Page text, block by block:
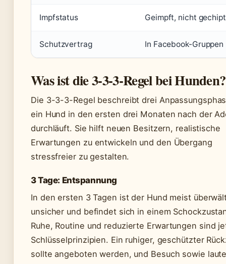
Impfstatus Geimpft, nicht gechipt
Schutzvertrag In Facebook-
Was ist die 3-3-3-Regel bei Hunden?
Die 3-3-3-Regel beschreibt drei
ein Hund in den ersten drei Monaten nach der
durchläuft. Sie hilft neuen Besitzern, realistische
Erwartungen zu entwickeln und den Übergang
stressfreier zu gestalten.
3 Tage: Entspannung
In den ersten 3 Tagen ist der Hund meist
unsicher und befindet sich in einem
Ruhe, Routine und reduzierte Erwartungen sind
Schlüsselprinzipien. Ein ruhiger, geschützter
sollte angeboten werden, und Besuch sowie